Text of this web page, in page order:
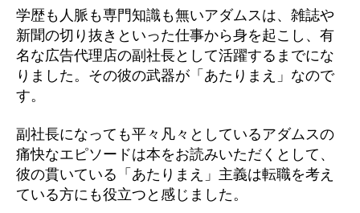
学歴も人脈も専門知識も無いアダムスは、雑誌や
新聞の切り抜きといった仕事から身を起こし、有
名な広告代理店の副社長として活躍するまでにな
りました。その彼の武器が「あたりまえ」なので
す。
副社長になっても平々凡々としているアダムスの
痛快なエピソードは本をお読みいただくとして、
彼の貫いている「あたりまえ」主義は転職を考え
ている方にも役立つと感じました。